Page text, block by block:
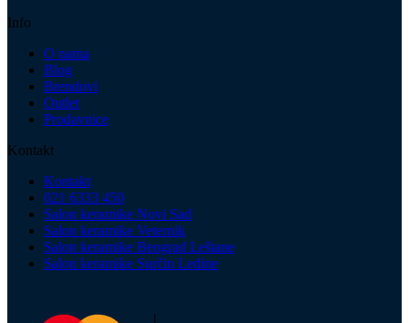
Info
O nama
Blog
Brendovi
Outlet
Prodavnice
Kontakt
Kontakt
021 6333 450
Salon keramike Novi Sad
Salon keramike Veternik
Salon keramike Beograd Leštane
Salon keramike Surčin Ledine